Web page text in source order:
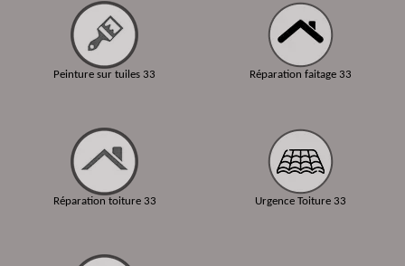
Peinture sur tuiles 33
Réparation toiture 33
Réparation faitage 33
Urgence Toiture 33